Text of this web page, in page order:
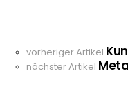
See
more
vorheriger Artikel
nächster Artikel